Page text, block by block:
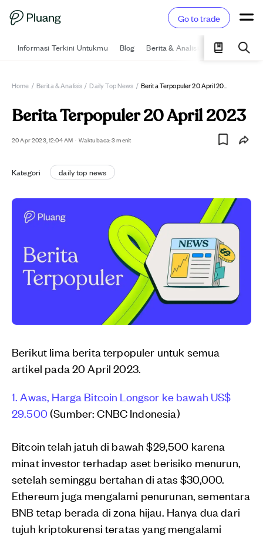
Go to trade
Informasi Terkini Untukmu Blog Berita & Analisis Pelajari
Home / Berita & Analisis / Daily Top News / Berita Terpopuler 20 April 2023
Berita Terpopuler 20 April 2023
20 Apr 2023, 12:04 AM · Waktu baca: 3 menit
Kategori daily top news
Berikut lima berita terpopuler untuk semua
artikel pada 20 April 2023.
1. Awas, Harga Bitcoin Longsor ke bawah US$
29.500 (Sumber: CNBC Indonesia)
Bitcoin telah jatuh di bawah $29,500 karena
minat investor terhadap aset berisiko menurun,
setelah seminggu bertahan di atas $30,000.
Ethereum juga mengalami penurunan, sementara
BNB tetap berada di zona hijau. Hanya dua dari
tujuh kriptokurensi teratas yang mengalami